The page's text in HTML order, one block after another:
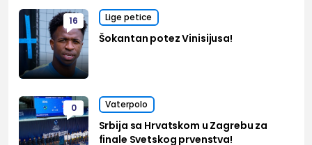
16 Lige petice
Šokantan potez Vinisijusa!
0 Vaterpolo
Srbija sa Hrvatskom u Zagrebu za
finale Svetskog prvenstva!